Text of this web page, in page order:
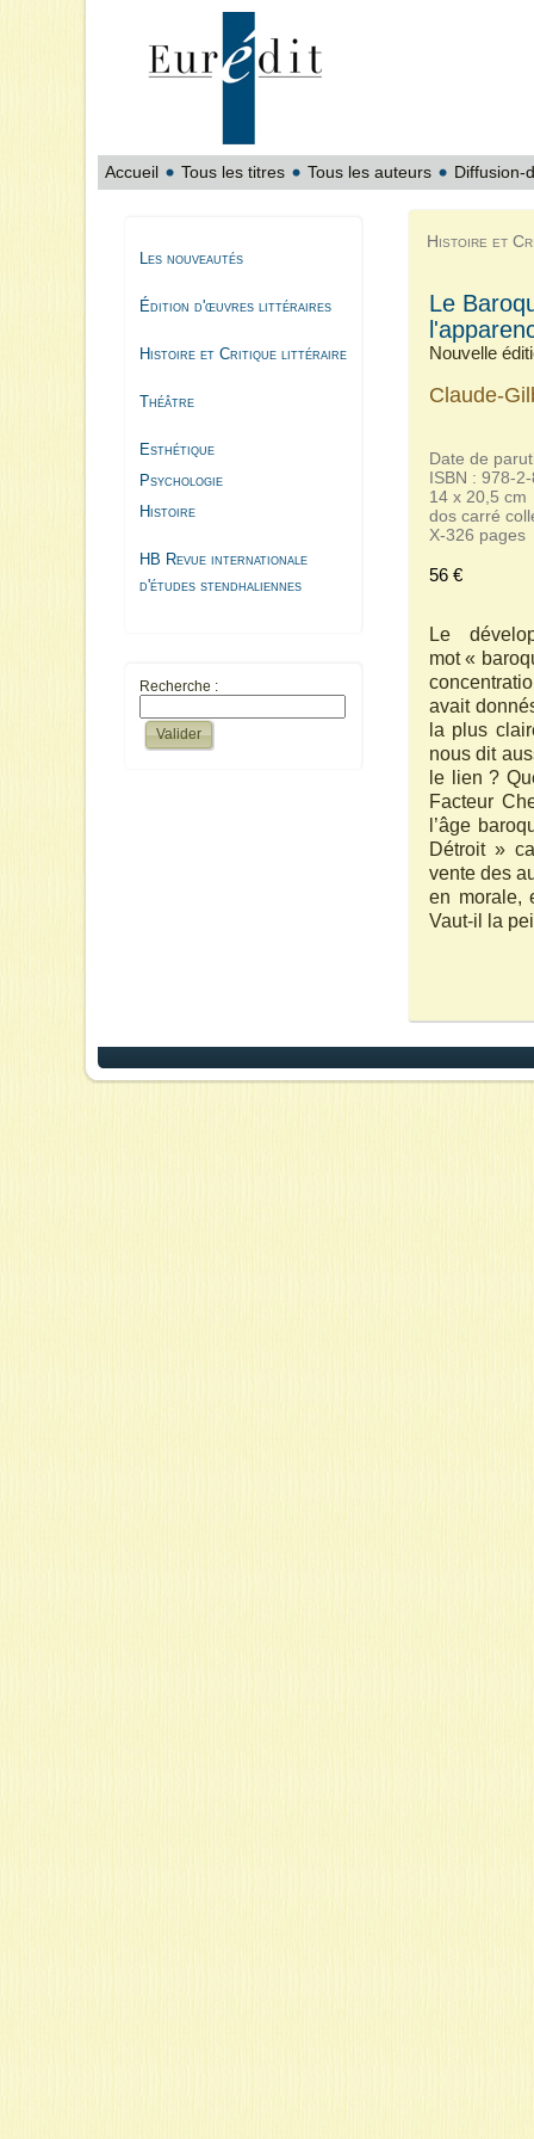
Accueil Tous les titres Tous les auteurs Diffusion-
Les nouveautés
Édition d'œuvres littéraires
Histoire et Critique littéraire
Théâtre
Esthétique
Psychologie
Histoire
HB Revue internationale
d'études stendhaliennes
Recherche :
Histoire et
Le
Nouvelle
Claude-
Date de
ISBN : 978-
14 x 20,5 cm
dos carré
X-326 pages
56 €
Le
mot «
avait
la plus
nous dit
le lien ?
Facteur
l’âge
Détroit »
vente des
en morale,
Vaut-il la